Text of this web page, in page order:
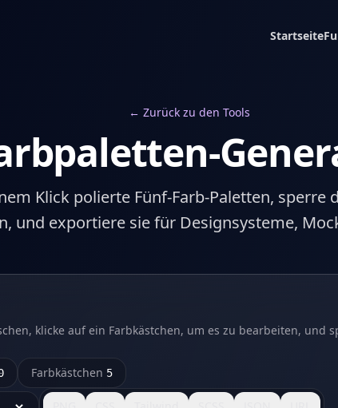
Startseite
← Zurück zu den Tools
Klick polierte Fünf-Farb-Paletten, sperre
und exportiere sie für Designsysteme,
klicke auf ein Farbkästchen, um es zu bearbeiten, und
Farbkästchen 5